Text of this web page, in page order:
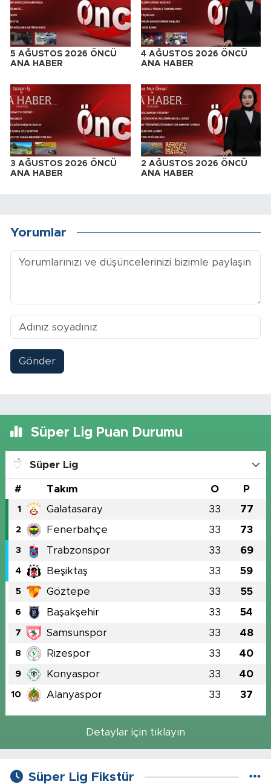
5 AĞUSTOS 2026 ÖNCÜ
ANA HABER
4 AĞUSTOS 2026 ÖNCÜ
ANA HABER
3 AĞUSTOS 2026 ÖNCÜ
ANA HABER
2 AĞUSTOS 2026 ÖNCÜ
ANA HABER
Yorumlar
Gönder
Süper Lig Puan Durumu
Süper Lig
# Takım O P
1 Galatasaray 33 77
2 Fenerbahçe 33 73
3 Trabzonspor 33 69
4 Beşiktaş 33 59
5 Göztepe 33 55
6 Başakşehir 33 54
7 Samsunspor 33 48
8 Rizespor 33 40
9 Konyaspor 33 40
10 Alanyaspor 33 37
Detaylar için tıklayın
Süper Lig Fikstür